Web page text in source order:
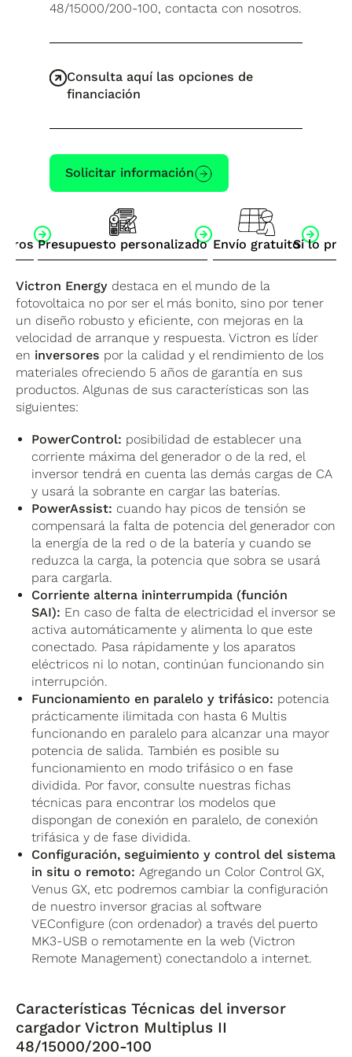
48/15000/200-100, contacta con nosotros.
Consulta aquí las opciones de
financiación
Solicitar información
Presupuesto personalizado Envío gratuitoSi lo
Victron Energy destaca en el mundo de la
fotovoltaica no por ser el más bonito, sino por tener
un diseño robusto y eficiente, con mejoras en la
velocidad de arranque y respuesta. Victron es líder
en inversores por la calidad y el rendimiento de los
materiales ofreciendo 5 años de garantía en sus
productos. Algunas de sus características son las
siguientes:
PowerControl: posibilidad de establecer una
corriente máxima del generador o de la red, el
inversor tendrá en cuenta las demás cargas de CA
y usará la sobrante en cargar las baterías.
PowerAssist: cuando hay picos de tensión se
compensará la falta de potencia del generador con
la energía de la red o de la batería y cuando se
reduzca la carga, la potencia que sobra se usará
para cargarla.
Corriente alterna ininterrumpida (función
SAI): En caso de falta de electricidad el inversor se
activa automáticamente y alimenta lo que este
conectado. Pasa rápidamente y los aparatos
eléctricos ni lo notan, continúan funcionando sin
interrupción.
Funcionamiento en paralelo y trifásico: potencia
prácticamente ilimitada con hasta 6 Multis
funcionando en paralelo para alcanzar una mayor
potencia de salida. También es posible su
funcionamiento en modo trifásico o en fase
dividida. Por favor, consulte nuestras fichas
técnicas para encontrar los modelos que
dispongan de conexión en paralelo, de conexión
trifásica y de fase dividida.
Configuración, seguimiento y control del sistema
in situ o remoto:Agregando un Color Control GX,
Venus GX, etc podremos cambiar la configuración
de nuestro inversor gracias al software
VEConfigure (con ordenador) a través del puerto
MK3-USB o remotamente en la web (Victron
Remote Management) conectandolo a internet.
Características Técnicas del inversor
cargador Victron Multiplus II
48/15000/200-100